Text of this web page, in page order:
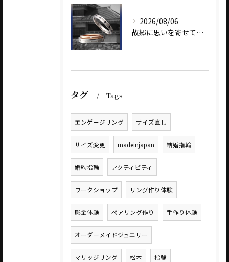
2026/08/06
故郷に思いを寄せて～オリジナルブランド【Shinano(しな...
タグ Tags
エンゲージリング サイズ直し
サイズ変更 madeinjapan 結婚指輪
婚約指輪 アクティビティ
ワークショップ リング作り体験
彫金体験 ペアリング作り 手作り体験
オーダーメイドジュエリー
マリッジリング 松本 指輪